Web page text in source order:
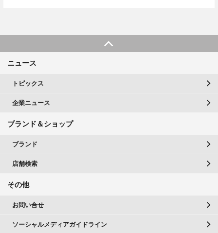
ニュース
トピックス
企業ニュース
ブランド＆ショップ
ブランド
店舗検索
その他
お問い合せ
ソーシャルメディアガイドライン